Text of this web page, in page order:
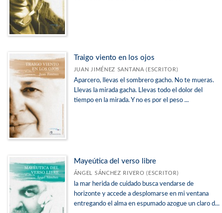
Traigo viento en los ojos
JUAN JIMÉNEZ SANTANA (ESCRITOR)
Aparcero, llevas el sombrero gacho. No te mueras.
Llevas la mirada gacha. Llevas todo el dolor del
tiempo en la mirada. Y no es por el peso ...
Mayeútica del verso libre
ÁNGEL SÁNCHEZ RIVERO (ESCRITOR)
la mar herida de cuidado busca vendarse de
horizonte y accede a desplomarse en mi ventana
entregando el alma en espumado azogue un claro d...